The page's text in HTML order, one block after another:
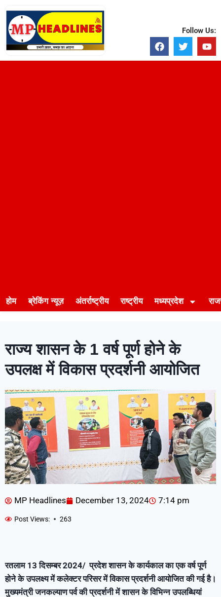
Follow Us:
होम ब्रेकिंग न्यूज़ अंतर्राष्ट्रीय राष्ट्रीय मध्यप्रदेश
राज्य शासन के 1 वर्ष पूर्ण होने के
उपलक्ष में विकास प्रदर्शनी आयोजित
MP Headlines December 13, 2024 7:14 pm
Post Views: 263
रतलाम 13 दिसम्बर 2024/ प्रदेश शासन के कार्यकाल का एक वर्ष पूर्ण
होने के उपलक्ष्य में कलेक्टर परिसर में विकास प्रदर्शनी आयोजित की गई है।
मुख्यमंत्री जनकल्याण पर्व की प्रदर्शनी में शासन के विभिन्न उपलब्धियां